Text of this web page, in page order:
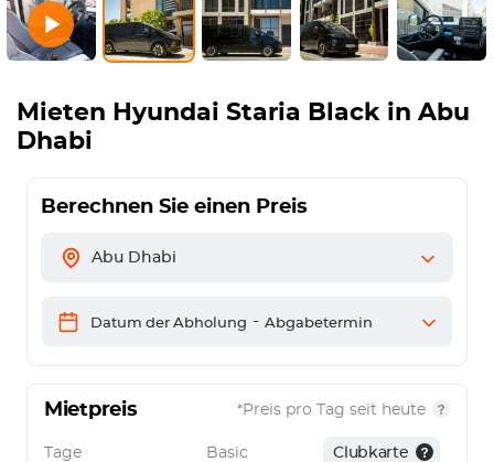
Mieten Hyundai Staria Black in Abu
Dhabi
Berechnen Sie einen Preis
Abu Dhabi
Datum der Abholung - Abgabetermin
Mietpreis *Preis pro Tag seit heute
Tage Basic Clubkarte